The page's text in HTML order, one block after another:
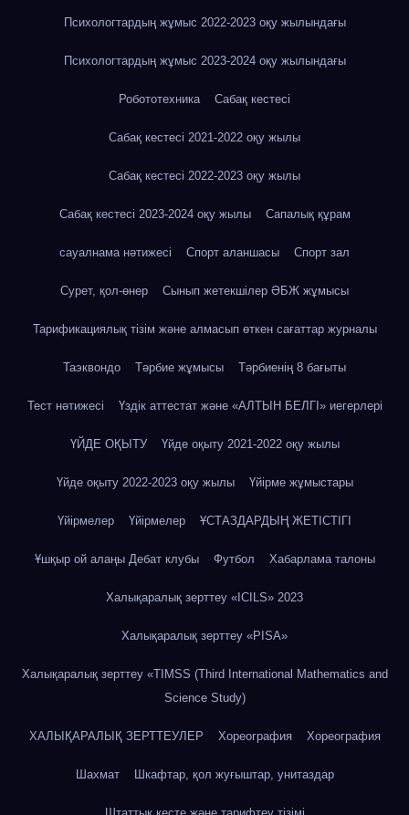
Психологтардың жұмыс 2022-2023 оқу жылындағы
Психологтардың жұмыс 2023-2024 оқу жылындағы
Робототехника Сабақ кестесі
Сабақ кестесі 2021-2022 оқу жылы
Сабақ кестесі 2022-2023 оқу жылы
Сабақ кестесі 2023-2024 оқу жылы Сапалық құрам
сауалнама нәтижесі Спорт аланшасы Спорт зал
Сурет, қол-өнер Сынып жетекшілер ӘБЖ жұмысы
Тарификациялық тізім және алмасып өткен сағаттар журналы
Таэквондо Тәрбие жұмысы Тәрбиенің 8 бағыты
Тест нәтижесі Үздік аттестат және «АЛТЫН БЕЛГІ» иегерлері
ҮЙДЕ ОҚЫТУ Үйде оқыту 2021-2022 оқу жылы
Үйде оқыту 2022-2023 оқу жылы Үйірме жұмыстары
Үйірмелер Үйірмелер ҰСТАЗДАРДЫҢ ЖЕТІСТІГІ
Ұшқыр ой алаңы Дебат клубы Футбол Хабарлама талоны
Халықаралық зерттеу «IСILS» 2023
Халықаралық зерттеу «PISA»
Халықаралық зерттеу «TIMSS (Third International Mathematics and
Science Study)
ХАЛЫҚАРАЛЫҚ ЗЕРТТЕУЛЕР Хореография Хореография
Шахмат Шкафтар, қол жуғыштар, унитаздар